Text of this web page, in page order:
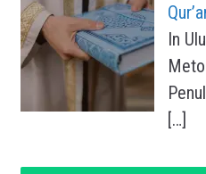
In
[…]